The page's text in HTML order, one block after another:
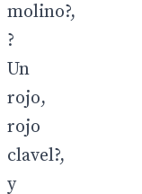
molino?,
?
Un
rojo,
rojo
clavel?,
y